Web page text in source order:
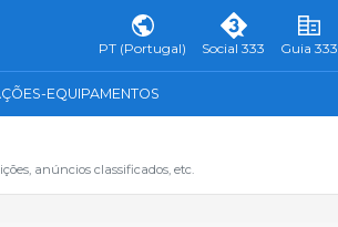
PT (Portugal) Social 333 Guia 333
EQUIPAMENTOS
anúncios classificados, etc.